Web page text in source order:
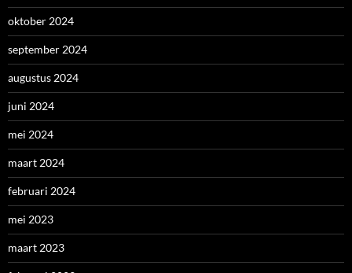
oktober 2024
september 2024
augustus 2024
juni 2024
mei 2024
maart 2024
februari 2024
mei 2023
maart 2023